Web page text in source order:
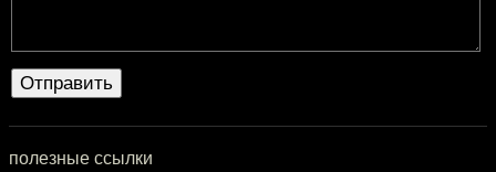
полезные ссылки